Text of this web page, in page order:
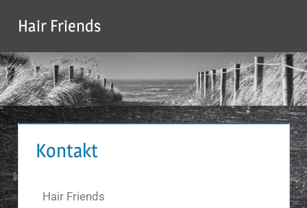
Hair Friends
Kontakt
Hair Friends